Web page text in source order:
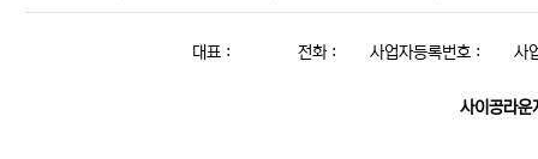
대표 : 전화 : 사업자등록번호 : 사
사이공라